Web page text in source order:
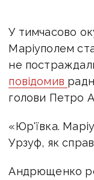
У тимчасово
Маріуполем
не
повідомив
голови Петро
«Юр'ївка.
Урзуф, як
Андрющенко